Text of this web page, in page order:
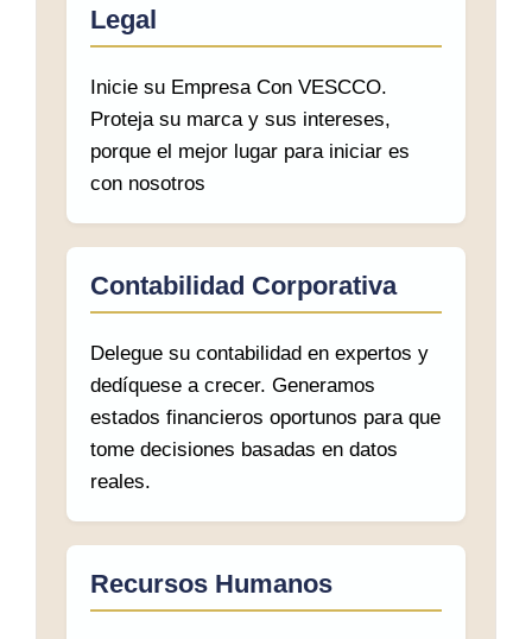
Legal
Inicie su Empresa Con VESCCO.
Proteja su marca y sus intereses,
porque el mejor lugar para iniciar es
con nosotros
Contabilidad Corporativa
Delegue su contabilidad en expertos y
dedíquese a crecer. Generamos
estados financieros oportunos para que
tome decisiones basadas en datos
reales.
Recursos Humanos